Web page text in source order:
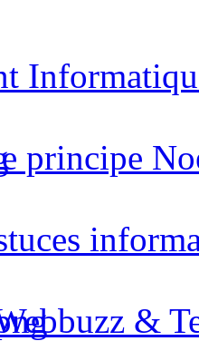
principe
&